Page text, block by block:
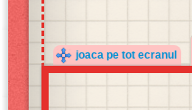
joaca pe tot ecranul